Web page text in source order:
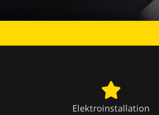
Elektroinstallation